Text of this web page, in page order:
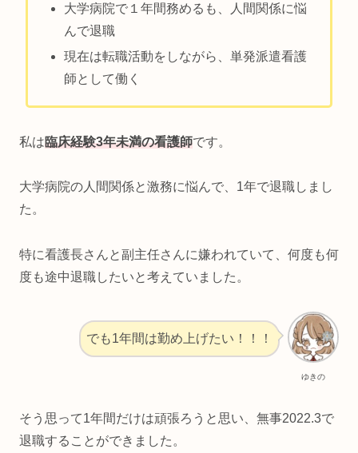
大学病院で１年間務めるも、人間関係に悩
んで退職
現在は転職活動をしながら、単発派遣看護
師として働く
私は臨床経験3年未満の看護師です。
大学病院の人間関係と激務に悩んで、1年で退職しまし
た。
特に看護長さんと副主任さんに嫌われていて、何度も何
度も途中退職したいと考えていました。
ゆきの
でも1年間は勤め上げたい！！！
そう思って1年間だけは頑張ろうと思い、無事2022.3で
退職することができました。